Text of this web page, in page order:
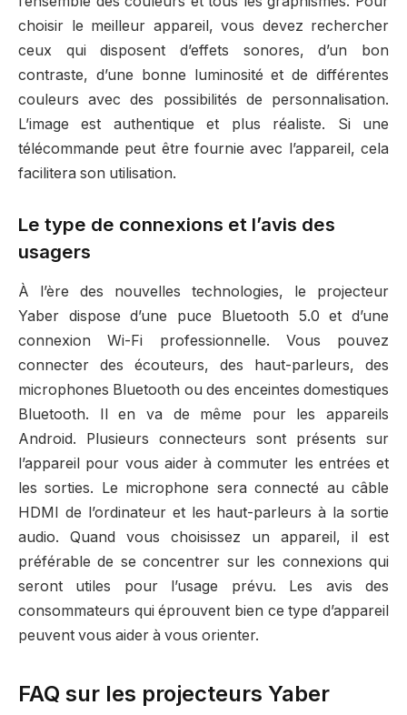
choisir le meilleur appareil, vous devez rechercher
ceux qui disposent d’effets sonores, d’un bon
contraste, d’une bonne luminosité et de différentes
couleurs avec des possibilités de personnalisation.
L’image est authentique et plus réaliste. Si une
télécommande peut être fournie avec l’appareil, cela
facilitera son utilisation.
Le type de connexions et l’avis des
usagers
À l’ère des nouvelles technologies, le projecteur
Yaber dispose d’une puce Bluetooth 5.0 et d’une
connexion Wi-Fi professionnelle. Vous pouvez
connecter des écouteurs, des haut-parleurs, des
microphones Bluetooth ou des enceintes domestiques
Bluetooth. Il en va de même pour les appareils
Android. Plusieurs connecteurs sont présents sur
l’appareil pour vous aider à commuter les entrées et
les sorties. Le microphone sera connecté au câble
HDMI de l’ordinateur et les haut-parleurs à la sortie
audio. Quand vous choisissez un appareil, il est
préférable de se concentrer sur les connexions qui
seront utiles pour l’usage prévu. Les avis des
consommateurs qui éprouvent bien ce type d’appareil
peuvent vous aider à vous orienter.
FAQ sur les projecteurs Yaber